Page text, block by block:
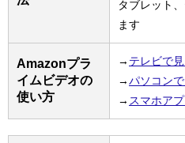
タブレット
ます
Amazonプラ
イムビデオの
使い方
→ テレビで
→パソコン
→ スマホア